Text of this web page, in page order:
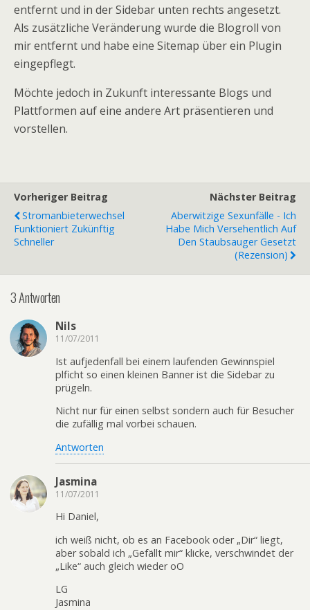
entfernt und in der Sidebar unten rechts angesetzt.
Als zusätzliche Veränderung wurde die Blogroll von
mir entfernt und habe eine Sitemap über ein Plugin
eingepflegt.
Möchte jedoch in Zukunft interessante Blogs und
Plattformen auf eine andere Art präsentieren und
vorstellen.
Vorheriger Beitrag
Stromanbieterwechsel
Funktioniert Zukünftig
Schneller
Nächster Beitrag
Aberwitzige Sexunfälle - Ich
Habe Mich Versehentlich Auf
Den Staubsauger Gesetzt
(Rezension)
3 Antworten
Nils
11/07/2011
Ist aufjedenfall bei einem laufenden Gewinnspiel
plficht so einen kleinen Banner ist die Sidebar zu
prügeln.
Nicht nur für einen selbst sondern auch für Besucher
die zufällig mal vorbei schauen.
Antworten
Jasmina
11/07/2011
Hi Daniel,
ich weiß nicht, ob es an Facebook oder „Dir“ liegt,
aber sobald ich „Gefällt mir“ klicke, verschwindet der
„Like“ auch gleich wieder oO
LG
Jasmina